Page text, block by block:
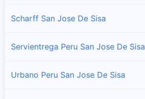
Scharff San Jose De Sisa
Servientrega Peru San Jose De Sisa
Urbano Peru San Jose De Sisa